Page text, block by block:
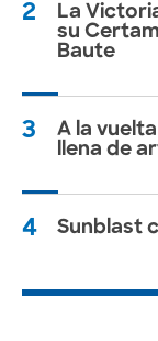
2
La
su
Baute
3
A la
llena de
4 Sunblast